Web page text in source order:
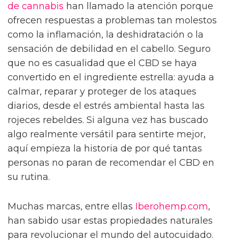
de cannabis han llamado la atención porque
ofrecen respuestas a problemas tan molestos
como la inflamación, la deshidratación o la
sensación de debilidad en el cabello. Seguro
que no es casualidad que el CBD se haya
convertido en el ingrediente estrella: ayuda a
calmar, reparar y proteger de los ataques
diarios, desde el estrés ambiental hasta las
rojeces rebeldes. Si alguna vez has buscado
algo realmente versátil para sentirte mejor,
aquí empieza la historia de por qué tantas
personas no paran de recomendar el CBD en
su rutina.
Muchas marcas, entre ellas Iberohemp.com,
han sabido usar estas propiedades naturales
para revolucionar el mundo del autocuidado.